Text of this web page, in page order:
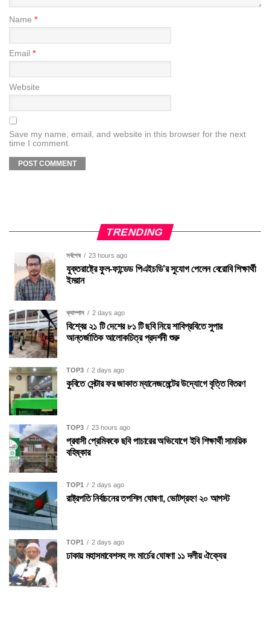
Name *
Email *
Website
Save my name, email, and website in this browser for the next
time I comment.
TRENDING
সর্বশেষ 23 hours ago
যুক্তরাষ্ট্রে ফুল-ফান্ডেড পিএইচডি’র সুযোগ পেলেন বেরোবি শিক্ষার্থী
ইমরান
ক্যাম্পাস 2 days ago
বিশ্বের ২১ টি দেশের ৮১ টি ছবি নিয়ে শাবিপ্রবিতে সুপার
আন্তর্জাতিক আলোকচিত্র প্রদর্শনী শুরু
TOP3 2 days ago
কুবিতে সেন্টার ফর জাকাত ম্যানেজমেন্টের উদ্যোগে বৃত্তি বিতরণ
TOP3 23 hours ago
প্রবাসী প্রেমিককে ছবি পাচারের অভিযোগে ইবি শিক্ষার্থী সাময়িক
বহিষ্কার
TOP1 2 days ago
রাষ্ট্রপতি নির্বাচনের তপশিল ঘোষণা, ভোটগ্রহণ ২০ আগস্ট
TOP1 2 days ago
ঢাকায় মহাসমাবেশসহ লং মার্চের ঘোষণা ১১ দলীয় ঐক্যের